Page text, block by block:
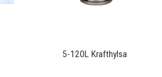
5-120L Krafthylsa